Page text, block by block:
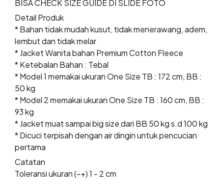
BISA CHECK SIZE GUIDE DI SLIDE FOTO
Detail Produk
* Bahan tidak mudah kusut, tidak menerawang, adem,
lembut dan tidak melar
* Jacket Wanita bahan Premium Cotton Fleece
* Ketebalan Bahan : Tebal
* Model 1 memakai ukuran One Size TB : 172 cm, BB :
50 kg
* Model 2 memakai ukuran One Size TB : 160 cm, BB :
93 kg
* Jacket muat sampai big size dari BB 50 kg s.d 100 kg
* Dicuci terpisah dengan air dingin untuk pencucian
pertama
Catatan
Toleransi ukuran (-+) 1 - 2 cm